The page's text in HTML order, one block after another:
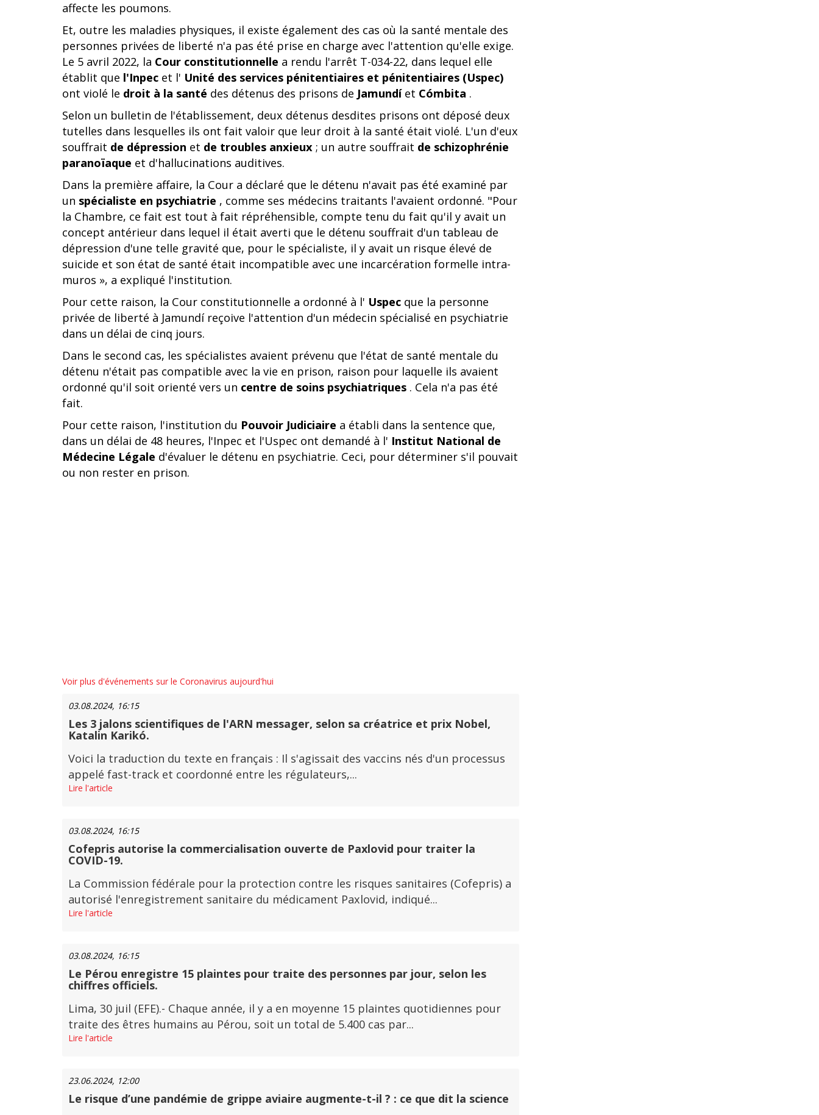
affecte les poumons.
Et, outre les maladies physiques, il existe également des cas où la santé mentale des
personnes privées de liberté n'a pas été prise en charge avec l'attention qu'elle exige.
Le 5 avril 2022, la Cour constitutionnelle a rendu l'arrêt T-034-22, dans lequel elle
établit que l'Inpec et l' Unité des services pénitentiaires et pénitentiaires (Uspec)
ont violé le droit à la santé des détenus des prisons de Jamundíet Cómbita .
Selon un bulletin de l'établissement, deux détenus desdites prisons ont déposé deux
tutelles dans lesquelles ils ont fait valoir que leur droit à la santé était violé. L'un d'eux
souffrait de dépression et de troubles anxieux ; un autre souffrait de schizophrénie
paranoïaque et d'hallucinations auditives.
Dans la première affaire, la Cour a déclaré que le détenu n'avait pas été examiné par
un spécialiste en psychiatrie , comme ses médecins traitants l'avaient ordonné. "Pour
la Chambre, ce fait est tout à fait répréhensible, compte tenu du fait qu'il y avait un
concept antérieur dans lequel il était averti que le détenu souffrait d'un tableau de
dépression d'une telle gravité que, pour le spécialiste, il y avait un risque élevé de
suicide et son état de santé était incompatible avec une incarcération formelle intra-
muros », a expliqué l'institution.
Pour cette raison, la Cour constitutionnelle a ordonné à l' Uspec que la personne
privée de liberté à Jamundí reçoive l'attention d'un médecin spécialisé en psychiatrie
dans un délai de cinq jours.
Dans le second cas, les spécialistes avaient prévenu que l'état de santé mentale du
détenu n'était pas compatible avec la vie en prison, raison pour laquelle ils avaient
ordonné qu'il soit orienté vers un centre de soins psychiatriques . Cela n'a pas été
fait.
Pour cette raison, l'institution du Pouvoir Judiciaire a établi dans la sentence que,
dans un délai de 48 heures, l'Inpec et l'Uspec ont demandé à l' Institut National de
Médecine Légale d'évaluer le détenu en psychiatrie. Ceci, pour déterminer s'il pouvait
ou non rester en prison.
Voir plus d'événements sur le Coronavirus aujourd'hui
03.08.2024, 16:15
Les 3 jalons scientifiques de l'ARN messager, selon sa créatrice et prix Nobel,
Katalin Karikó.
Voici la traduction du texte en français : Il s'agissait des vaccins nés d'un processus
appelé fast-track et coordonné entre les régulateurs,...
Lire l'article
03.08.2024, 16:15
Cofepris autorise la commercialisation ouverte de Paxlovid pour traiter la
COVID-19.
La Commission fédérale pour la protection contre les risques sanitaires (Cofepris) a
autorisé l'enregistrement sanitaire du médicament Paxlovid, indiqué...
Lire l'article
03.08.2024, 16:15
Le Pérou enregistre 15 plaintes pour traite des personnes par jour, selon les
chiffres officiels.
Lima, 30 juil (EFE).- Chaque année, il y a en moyenne 15 plaintes quotidiennes pour
traite des êtres humains au Pérou, soit un total de 5.400 cas par...
Lire l'article
23.06.2024, 12:00
Le risque d’une pandémie de grippe aviaire augmente-t-il ? : ce que dit la science